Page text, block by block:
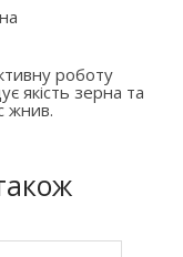
роботу
якість зерна та
жнив.